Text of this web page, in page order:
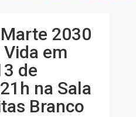
2030
Vida em
de
na Sala
Branco